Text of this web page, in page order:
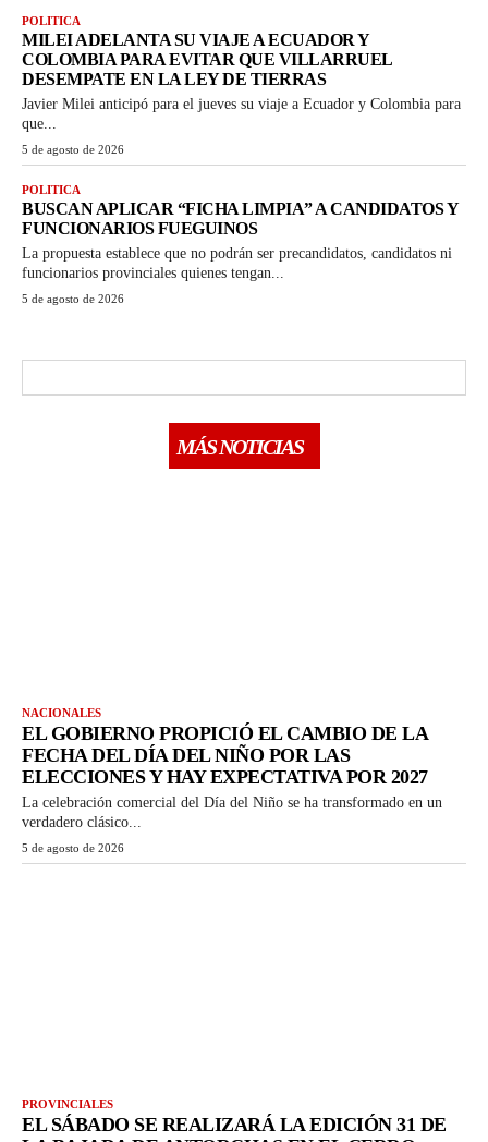
POLITICA
MILEI ADELANTA SU VIAJE A ECUADOR Y
COLOMBIA PARA EVITAR QUE VILLARRUEL
DESEMPATE EN LA LEY DE TIERRAS
Javier Milei anticipó para el jueves su viaje a Ecuador y Colombia para
que...
5 de agosto de 2026
POLITICA
BUSCAN APLICAR “FICHA LIMPIA” A CANDIDATOS Y
FUNCIONARIOS FUEGUINOS
La propuesta establece que no podrán ser precandidatos, candidatos ni
funcionarios provinciales quienes tengan...
5 de agosto de 2026
MÁS NOTICIAS
NACIONALES
EL GOBIERNO PROPICIÓ EL CAMBIO DE LA
FECHA DEL DÍA DEL NIÑO POR LAS
ELECCIONES Y HAY EXPECTATIVA POR 2027
La celebración comercial del Día del Niño se ha transformado en un
verdadero clásico...
5 de agosto de 2026
PROVINCIALES
EL SÁBADO SE REALIZARÁ LA EDICIÓN 31 DE